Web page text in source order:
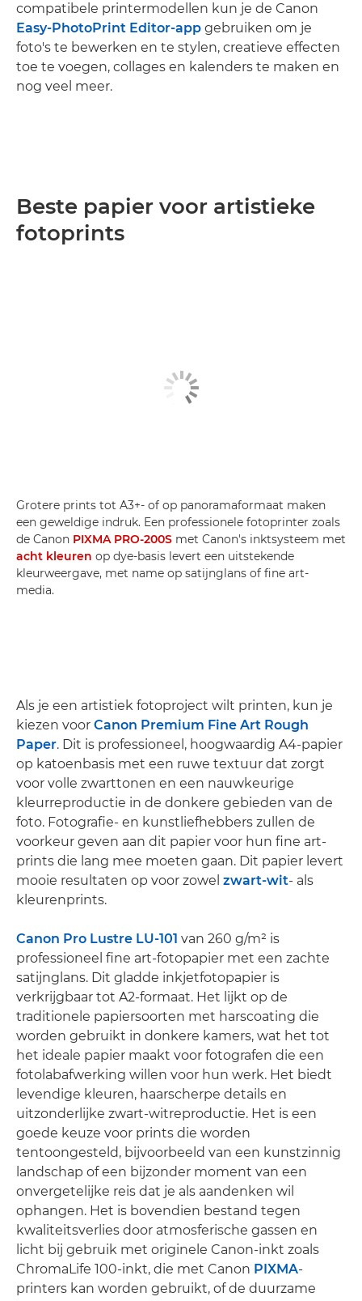
compatibele printermodellen kun je de Canon
Easy-PhotoPrint Editor-app gebruiken om je
foto's te bewerken en te stylen, creatieve effecten
toe te voegen, collages en kalenders te maken en
nog veel meer.
Beste papier voor artistieke
fotoprints
Grotere prints tot A3+- of op panoramaformaat maken
een geweldige indruk. Een professionele fotoprinter zoals
de Canon PIXMA PRO-200S met Canon's inktsysteem met
acht kleuren op dye-basis levert een uitstekende
kleurweergave, met name op satijnglans of fine art-
media.
Als je een artistiek fotoproject wilt printen, kun je
kiezen voor Canon Premium Fine Art Rough
Paper. Dit is professioneel, hoogwaardig A4-papier
op katoenbasis met een ruwe textuur dat zorgt
voor volle zwarttonen en een nauwkeurige
kleurreproductie in de donkere gebieden van de
foto. Fotografie- en kunstliefhebbers zullen de
voorkeur geven aan dit papier voor hun fine art-
prints die lang mee moeten gaan. Dit papier levert
mooie resultaten op voor zowel zwart-wit- als
kleurenprints.
Canon Pro Lustre LU-101 van 260 g/m² is
professioneel fine art-fotopapier met een zachte
satijnglans. Dit gladde inkjetfotopapier is
verkrijgbaar tot A2-formaat. Het lijkt op de
traditionele papiersoorten met harscoating die
worden gebruikt in donkere kamers, wat het tot
het ideale papier maakt voor fotografen die een
fotolabafwerking willen voor hun werk. Het biedt
levendige kleuren, haarscherpe details en
uitzonderlijke zwart-witreproductie. Het is een
goede keuze voor prints die worden
tentoongesteld, bijvoorbeeld van een kunstzinnig
landschap of een bijzonder moment van een
onvergetelijke reis dat je als aandenken wil
ophangen. Het is bovendien bestand tegen
kwaliteitsverlies door atmosferische gassen en
licht bij gebruik met originele Canon-inkt zoals
ChromaLife 100-inkt, die met Canon PIXMA-
printers kan worden gebruikt, of de duurzame